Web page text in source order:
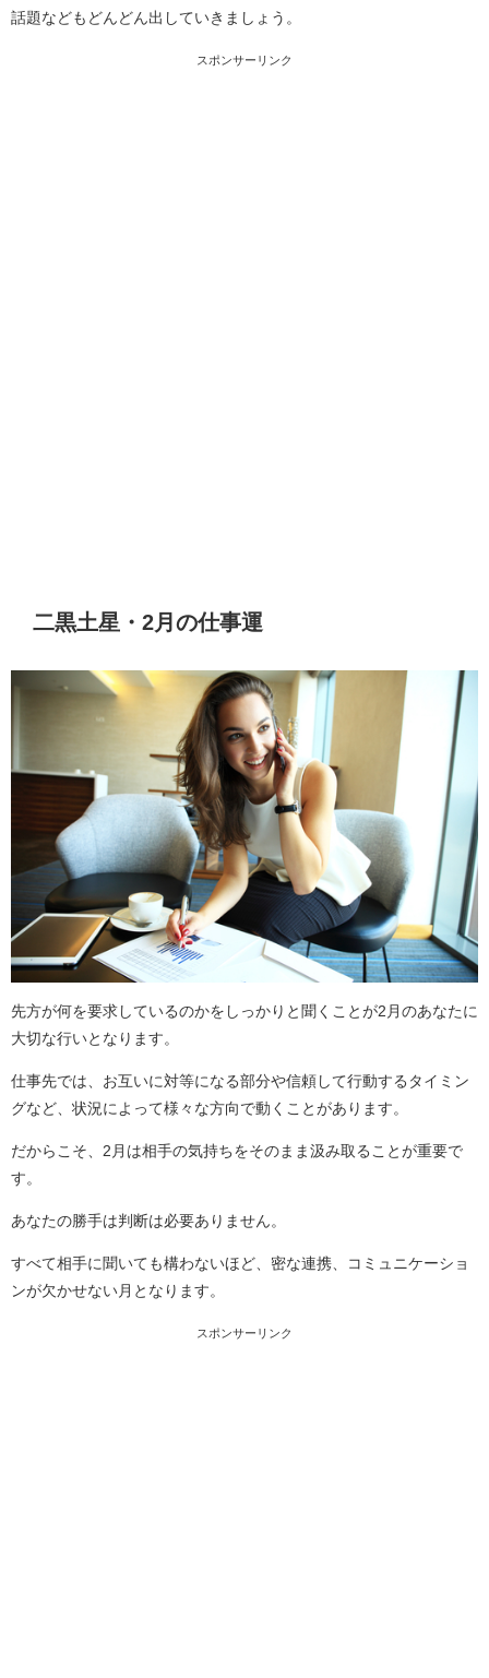
話題などもどんどん出していきましょう。
スポンサーリンク
二黒土星・2月の仕事運
先方が何を要求しているのかをしっかりと聞くことが2月のあなたに
大切な行いとなります。
仕事先では、お互いに対等になる部分や信頼して行動するタイミン
グなど、状況によって様々な方向で動くことがあります。
だからこそ、2月は相手の気持ちをそのまま汲み取ることが重要で
す。
あなたの勝手は判断は必要ありません。
すべて相手に聞いても構わないほど、密な連携、コミュニケーショ
ンが欠かせない月となります。
スポンサーリンク